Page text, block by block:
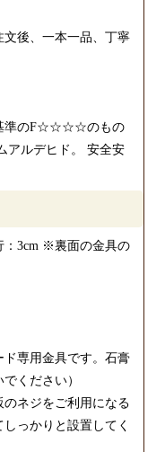
文後、一本一品、丁寧
基準のF☆☆☆☆のもの
アルデヒド。 安全安
：3cm ※裏面の金具の
専用金具です。石膏
ください）
ネジをご利用になる
っかりと設置してく